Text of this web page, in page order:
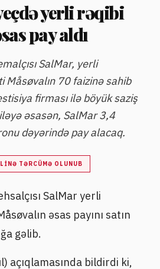
yerli rəqibi
pay aldı
SalMar, yerli
Måsøvalın 70 faizinə sahib
firması ilə böyük saziş
əsasən, SalMar 3,4
dəyərində pay alacaq.
TƏRCÜMƏ OLUNUB
SalMar yerli
əsas payını satın
gəlib.
açıqlamasında bildirdi ki,